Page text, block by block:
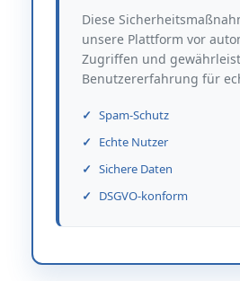
Diese
unsere Plattform vor
Zugriffen und
Benutzererfahrung für
Spam-Schutz
Echte Nutzer
Sichere Daten
DSGVO-konform